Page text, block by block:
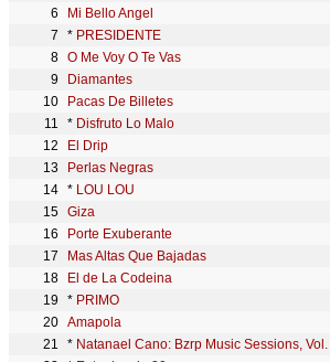
Mi Bello Angel
* PRESIDENTE
O Me Voy O Te Vas
Diamantes
Pacas De Billetes
* Disfruto Lo Malo
El Drip
Perlas Negras
* LOU LOU
Giza
Porte Exuberante
Mas Altas Que Bajadas
El de La Codeina
* PRIMO
Amapola
* Natanael Cano: Bzrp Music Sessions,